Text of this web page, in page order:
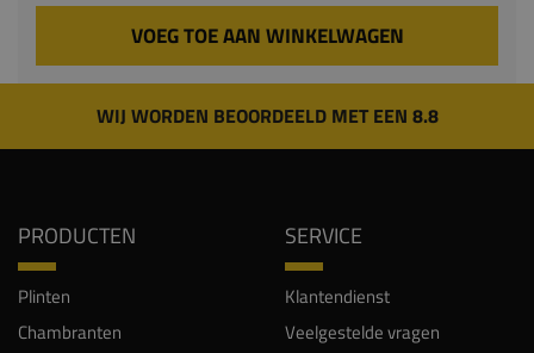
VOEG TOE AAN WINKELWAGEN
WIJ WORDEN BEOORDEELD MET EEN 8.8
PRODUCTEN
Plinten
Chambranten
SERVICE
Klantendienst
Veelgestelde vragen